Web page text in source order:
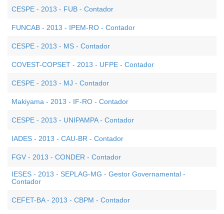
CESPE - 2013 - FUB - Contador
FUNCAB - 2013 - IPEM-RO - Contador
CESPE - 2013 - MS - Contador
COVEST-COPSET - 2013 - UFPE - Contador
CESPE - 2013 - MJ - Contador
Makiyama - 2013 - IF-RO - Contador
CESPE - 2013 - UNIPAMPA - Contador
IADES - 2013 - CAU-BR - Contador
FGV - 2013 - CONDER - Contador
IESES - 2013 - SEPLAG-MG - Gestor Governamental -
Contador
CEFET-BA - 2013 - CBPM - Contador